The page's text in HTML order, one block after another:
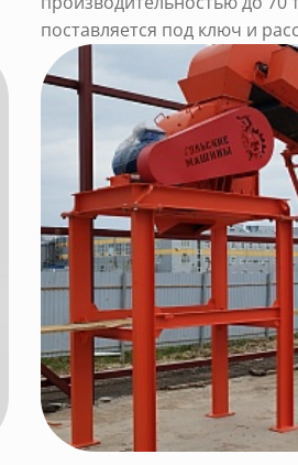
поставляется под ключ и